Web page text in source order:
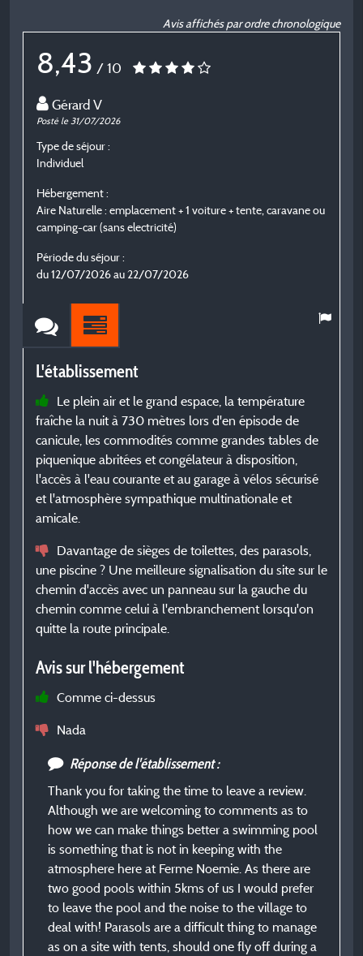
Avis affichés par ordre chronologique
8,43 / 10
Gérard V
Posté le 31/07/2026
Type de séjour :
Individuel
Hébergement :
Aire Naturelle : emplacement + 1 voiture + tente, caravane ou
camping-car (sans electricité)
Période du séjour :
du 12/07/2026 au 22/07/2026
L'établissement
Le plein air et le grand espace, la température
fraîche la nuit à 730 mètres lors d'en épisode de
canicule, les commodités comme grandes tables de
piquenique abritées et congélateur à disposition,
l'accès à l'eau courante et au garage à vélos sécurisé
et l'atmosphère sympathique multinationale et
amicale.
Davantage de sièges de toilettes, des parasols,
une piscine ? Une meilleure signalisation du site sur le
chemin d'accès avec un panneau sur la gauche du
chemin comme celui à l'embranchement lorsqu'on
quitte la route principale.
Avis sur l'hébergement
Comme ci-dessus
Nada
Réponse de l'établissement :
Thank you for taking the time to leave a review.
Although we are welcoming to comments as to
how we can make things better a swimming pool
is something that is not in keeping with the
atmosphere here at Ferme Noemie. As there are
two good pools within 5kms of us I would prefer
to leave the pool and the noise to the village to
deal with! Parasols are a difficult thing to manage
as on a site with tents, should one fly off during a